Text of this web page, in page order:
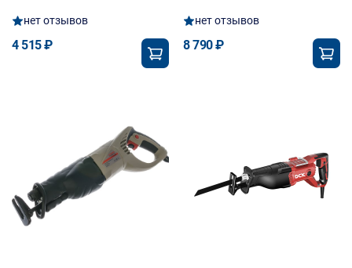
нет отзывов
4 515 ₽
нет отзывов
8 790 ₽